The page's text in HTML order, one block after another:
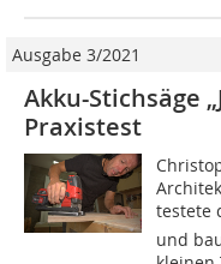
Ausgabe 3/2021
Akku-Stichsäge
Praxistest
testete
und